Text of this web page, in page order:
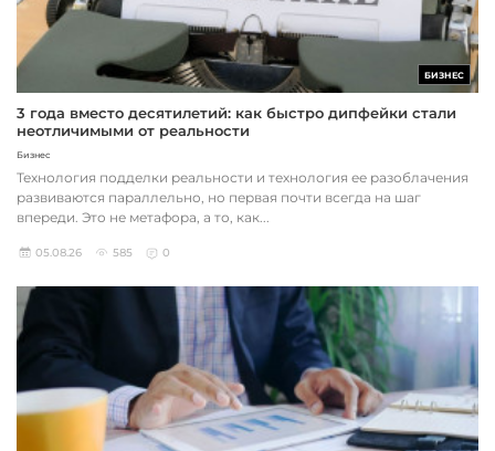
БИЗНЕС
3 года вместо десятилетий: как быстро дипфейки стали
неотличимыми от реальности
Бизнес
Технология подделки реальности и технология ее разоблачения
развиваются параллельно, но первая почти всегда на шаг
впереди. Это не метафора, а то, как...
05.08.26 585 0